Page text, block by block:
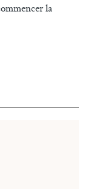
la